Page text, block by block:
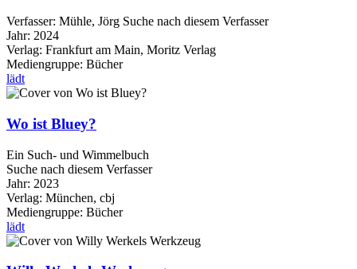
Verfasser: Mühle, Jörg Suche nach diesem Verfasser
Jahr: 2024
Verlag: Frankfurt am Main, Moritz Verlag
Mediengruppe: Bücher
lädt
Wo ist Bluey?
Ein Such- und Wimmelbuch
Suche nach diesem Verfasser
Jahr: 2023
Verlag: München, cbj
Mediengruppe: Bücher
lädt